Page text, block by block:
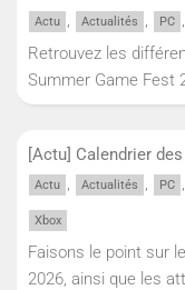
Actu , Actualités , PC ,
Retrouvez les
Summer Game Fest
[Actu] Calendrier
Actu , Actualités , PC ,
Xbox
Faisons le point sur
2026, ainsi que les